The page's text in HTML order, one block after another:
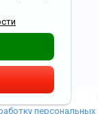
8,9
персональных